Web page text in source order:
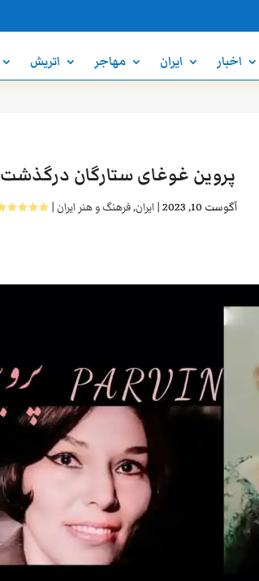
اخبار ایران مهاجر اتریش
پروین غوغای ستارگان درگذشت
آگوست 10, 2023 |ایران,فرهنگ و هنر ایران|